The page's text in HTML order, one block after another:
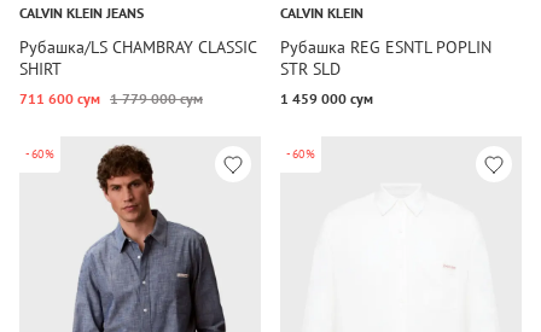
CALVIN KLEIN JEANS
Рубашка/LS CHAMBRAY CLASSIC
SHIRT
711 600 сум 1 779 000 сум
CALVIN KLEIN
Рубашка REG ESNTL POPLIN
STR SLD
1 459 000 сум
-60% -60%